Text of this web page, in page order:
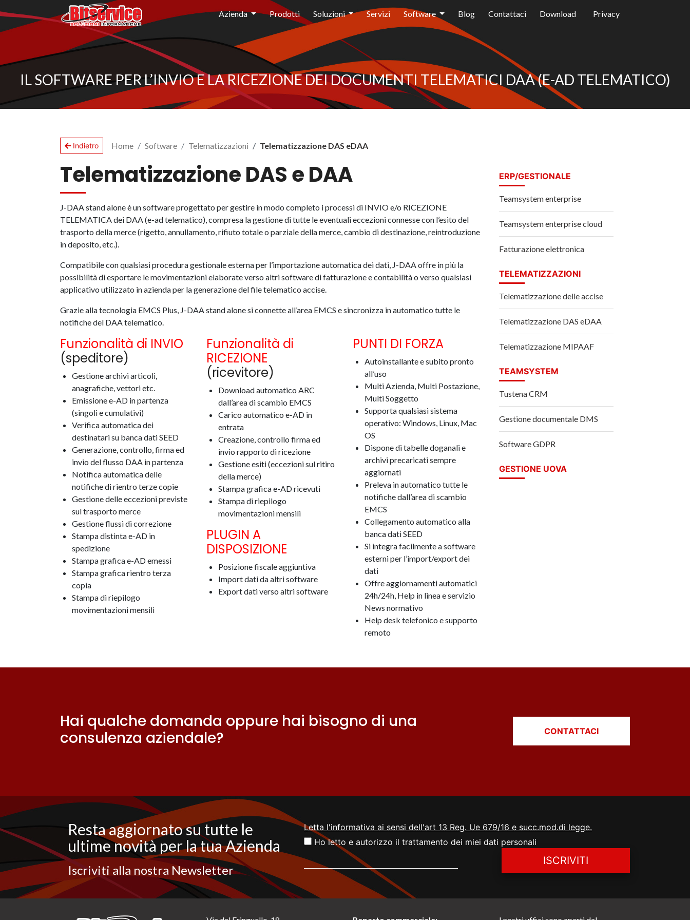
Azienda Prodotti Soluzioni Servizi Software Blog Contattaci Download Privacy
IL SOFTWARE PER L’INVIO E LA RICEZIONE DEI DOCUMENTI TELEMATICI DAA (E-AD TELEMATICO)
Indietro Home Software Telematizzazioni Telematizzazione DAS eDAA
Telematizzazione DAS e DAA
J-DAA stand alone è un software progettato per gestire in modo completo i processi di INVIO e/o RICEZIONE
TELEMATICA dei DAA (e-ad telematico), compresa la gestione di tutte le eventuali eccezioni connesse con l’esito del
trasporto della merce (rigetto, annullamento, rifiuto totale o parziale della merce, cambio di destinazione, reintroduzione
in deposito, etc.).
Compatibile con qualsiasi procedura gestionale esterna per l’importazione automatica dei dati, J-DAA offre in più la
possibilità di esportare le movimentazioni elaborate verso altri software di fatturazione e contabilità o verso qualsiasi
applicativo utilizzato in azienda per la generazione del file telematico accise.
Grazie alla tecnologia EMCS Plus, J-DAA stand alone si connette all’area EMCS e sincronizza in automatico tutte le
notifiche del DAA telematico.
Funzionalità di INVIO
(speditore)
Gestione archivi articoli,
anagrafiche, vettori etc.
Emissione e-AD in partenza
(singoli e cumulativi)
Verifica automatica dei
destinatari su banca dati SEED
Generazione, controllo, firma ed
invio del flusso DAA in partenza
Notifica automatica delle
notifiche di rientro terze copie
Gestione delle eccezioni previste
sul trasporto merce
Gestione flussi di correzione
Stampa distinta e-AD in
spedizione
Stampa grafica e-AD emessi
Stampa grafica rientro terza
copia
Stampa di riepilogo
movimentazioni mensili
Funzionalità di
RICEZIONE
(ricevitore)
Download automatico ARC
dall’area di scambio EMCS
Carico automatico e-AD in
entrata
Creazione, controllo firma ed
invio rapporto di ricezione
Gestione esiti (eccezioni sul ritiro
della merce)
Stampa grafica e-AD ricevuti
Stampa di riepilogo
movimentazioni mensili
PLUGIN A
DISPOSIZIONE
Posizione fiscale aggiuntiva
Import dati da altri software
Export dati verso altri software
PUNTI DI FORZA
Autoinstallante e subito pronto
all’uso
Multi Azienda, Multi Postazione,
Multi Soggetto
Supporta qualsiasi sistema
operativo: Windows, Linux, Mac
OS
Dispone di tabelle doganali e
archivi precaricati sempre
aggiornati
Preleva in automatico tutte le
notifiche dall’area di scambio
EMCS
Collegamento automatico alla
banca dati SEED
Si integra facilmente a software
esterni per l’import/export dei
dati
Offre aggiornamenti automatici
24h/24h, Help in linea e servizio
News normativo
Help desk telefonico e supporto
remoto
ERP/GESTIONALE
Teamsystem enterprise
Teamsystem enterprise cloud
Fatturazione elettronica
TELEMATIZZAZIONI
Telematizzazione delle accise
Telematizzazione DAS eDAA
Telematizzazione MIPAAF
TEAMSYSTEM
Tustena CRM
Gestione documentale DMS
Software GDPR
GESTIONE UOVA
Hai qualche domanda oppure hai bisogno di una
consulenza aziendale?
CONTATTACI
Resta aggiornato su tutte le
ultime novità per la tua Azienda
Iscriviti alla nostra Newsletter
Letta l'informativa ai sensi dell'art 13 Reg. Ue 679/16 e succ.mod.di legge.
Ho letto e autorizzo il trattamento dei miei dati personali
ISCRIVITI